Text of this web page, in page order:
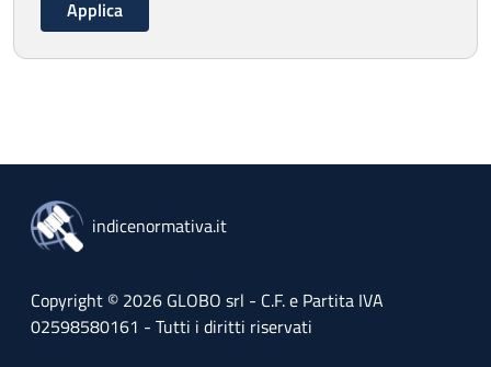
indicenormativa.it
Copyright © 2026 GLOBO srl - C.F. e Partita IVA
02598580161 - Tutti i diritti riservati